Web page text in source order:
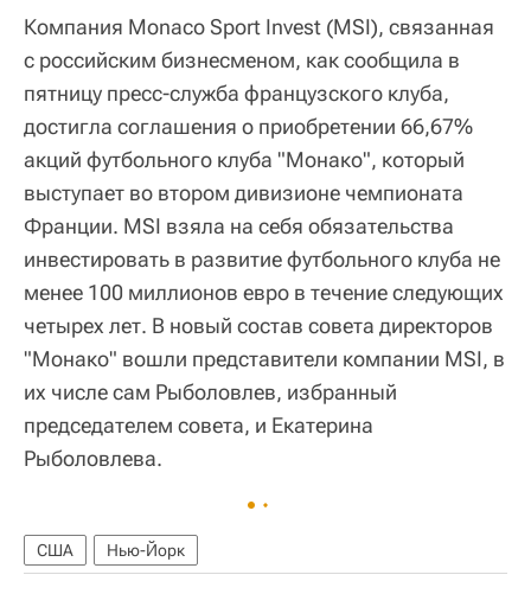
Компания Monaco Sport Invest (MSI), связанная
с российским бизнесменом, как сообщила в
пятницу пресс-служба французского клуба,
достигла соглашения о приобретении 66,67%
акций футбольного клуба "Монако", который
выступает во втором дивизионе чемпионата
Франции. MSI взяла на себя обязательства
инвестировать в развитие футбольного клуба не
менее 100 миллионов евро в течение следующих
четырех лет. В новый состав совета директоров
"Монако" вошли представители компании MSI, в
их числе сам Рыболовлев, избранный
председателем совета, и Екатерина
Рыболовлева.
США Нью-Йорк